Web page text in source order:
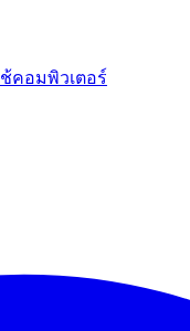
คอมพิวเตอร์